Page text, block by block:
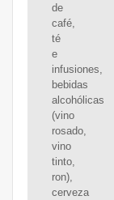
de
café,
té
e
infusiones,
bebidas
alcohólicas
(vino
rosado,
vino
tinto,
ron),
cerveza